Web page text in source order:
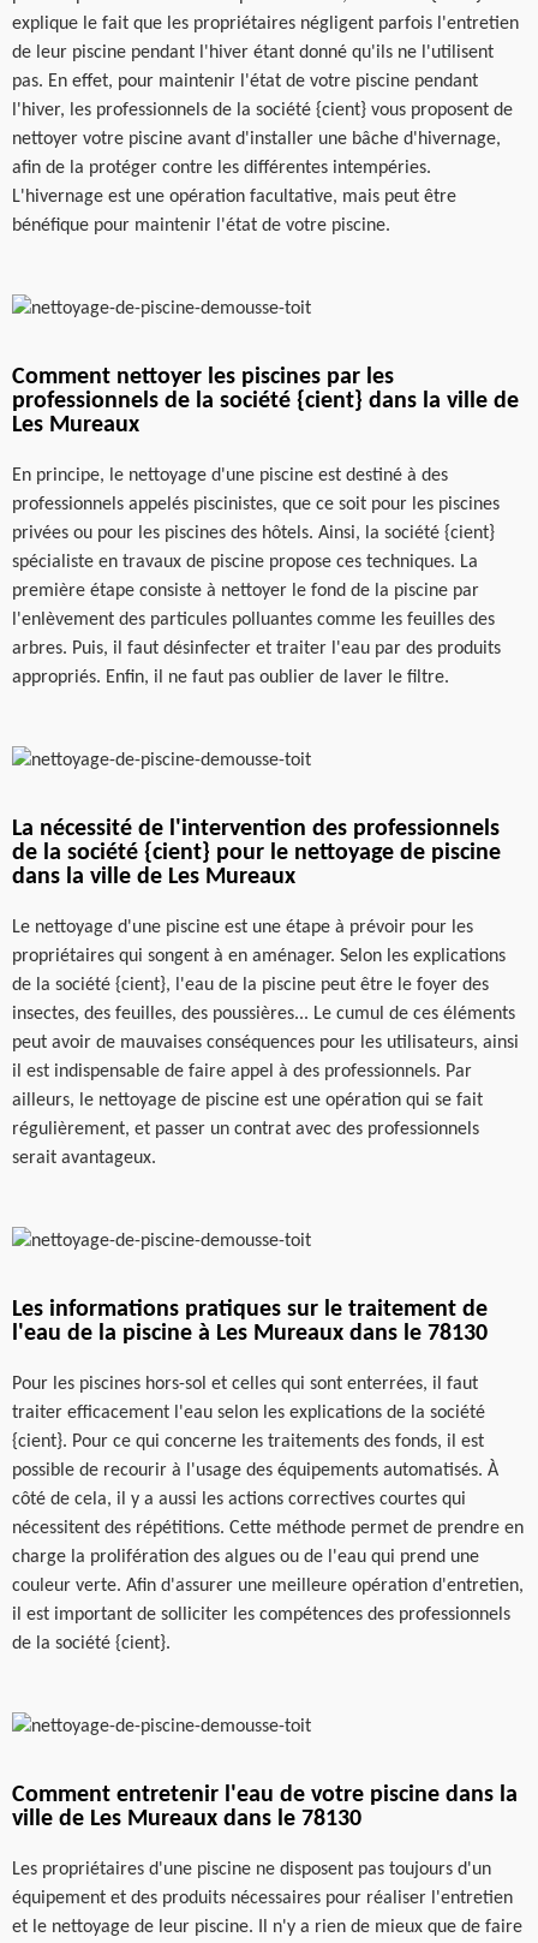
explique le fait que les propriétaires négligent parfois l'entretien
de leur piscine pendant l'hiver étant donné qu'ils ne l'utilisent
pas. En effet, pour maintenir l'état de votre piscine pendant
l'hiver, les professionnels de la société {cient} vous proposent de
nettoyer votre piscine avant d'installer une bâche d'hivernage,
afin de la protéger contre les différentes intempéries.
L'hivernage est une opération facultative, mais peut être
bénéfique pour maintenir l'état de votre piscine.
Comment nettoyer les piscines par les
professionnels de la société {cient} dans la ville de
Les Mureaux
En principe, le nettoyage d'une piscine est destiné à des
professionnels appelés piscinistes, que ce soit pour les piscines
privées ou pour les piscines des hôtels. Ainsi, la société {cient}
spécialiste en travaux de piscine propose ces techniques. La
première étape consiste à nettoyer le fond de la piscine par
l'enlèvement des particules polluantes comme les feuilles des
arbres. Puis, il faut désinfecter et traiter l'eau par des produits
appropriés. Enfin, il ne faut pas oublier de laver le filtre.
La nécessité de l'intervention des professionnels
de la société {cient} pour le nettoyage de piscine
dans la ville de Les Mureaux
Le nettoyage d'une piscine est une étape à prévoir pour les
propriétaires qui songent à en aménager. Selon les explications
de la société {cient}, l'eau de la piscine peut être le foyer des
insectes, des feuilles, des poussières... Le cumul de ces éléments
peut avoir de mauvaises conséquences pour les utilisateurs, ainsi
il est indispensable de faire appel à des professionnels. Par
ailleurs, le nettoyage de piscine est une opération qui se fait
régulièrement, et passer un contrat avec des professionnels
serait avantageux.
Les informations pratiques sur le traitement de
l'eau de la piscine à Les Mureaux dans le 78130
Pour les piscines hors-sol et celles qui sont enterrées, il faut
traiter efficacement l'eau selon les explications de la société
{cient}. Pour ce qui concerne les traitements des fonds, il est
possible de recourir à l'usage des équipements automatisés. À
côté de cela, il y a aussi les actions correctives courtes qui
nécessitent des répétitions. Cette méthode permet de prendre en
charge la prolifération des algues ou de l'eau qui prend une
couleur verte. Afin d'assurer une meilleure opération d'entretien,
il est important de solliciter les compétences des professionnels
de la société {cient}.
Comment entretenir l'eau de votre piscine dans la
ville de Les Mureaux dans le 78130
Les propriétaires d'une piscine ne disposent pas toujours d'un
équipement et des produits nécessaires pour réaliser l'entretien
et le nettoyage de leur piscine. Il n'y a rien de mieux que de faire